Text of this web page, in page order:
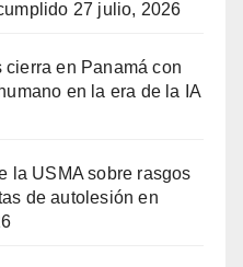
27 julio, 2026
en Panamá con
en la era de la IA
la USMA sobre rasgos
de autolesión en